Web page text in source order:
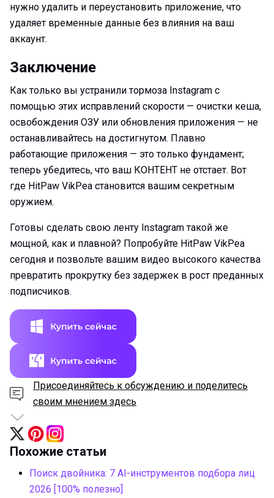
нужно удалить и переустановить приложение, что
удаляет временные данные без влияния на ваш
аккаунт.
Заключение
Как только вы устранили тормоза Instagram с
помощью этих исправлений скорости — очистки кеша,
освобождения ОЗУ или обновления приложения — не
останавливайтесь на достигнутом. Плавно
работающие приложения — это только фундамент;
теперь убедитесь, что ваш КОНТЕНТ не отстает. Вот
где HitPaw VikPea становится вашим секретным
оружием.
Готовы сделать свою ленту Instagram такой же
мощной, как и плавной? Попробуйте HitPaw VikPea
сегодня и позвольте вашим видео высокого качества
превратить прокрутку без задержек в рост преданных
подписчиков.
Присоединяйтесь к обсуждению и поделитесь
своим мнением здесь
Похожие статьи
Поиск двойника: 7 AI-инструментов подбора лиц
2026 [100% полезно]